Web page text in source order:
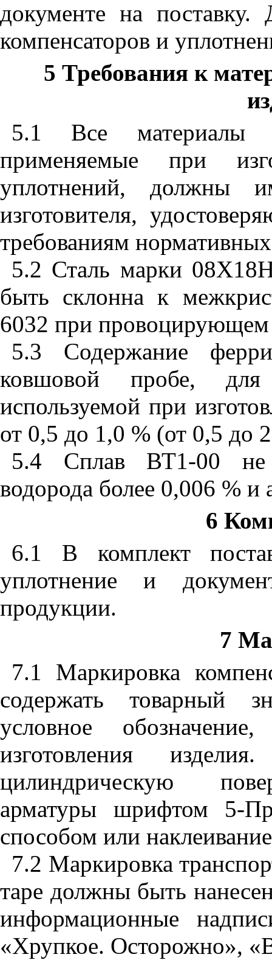
документе на поставку.
компенсаторов и
5 Требования к
5.1 Все материалы
применяемые при
уплотнений, должны
изготовителя,
требованиям
5.2 Сталь марки
быть склонна к
6032 при провоцирующем
5.3 Содержание
ковшовой пробе,
используемой при
от 0,5 до 1,0 % (от 0,5 до
5.4 Сплав ВТ1-00 не
водорода более 0,006 % и
6
6.1 В комплект
уплотнение и
продукции.
7
7.1 Маркировка
содержать товарный
условное
изготовления
цилиндрическую
арматуры шрифтом 5-
способом или
7.2 Маркировка
таре должны быть
информационные
«Хрупкое. Осторожно»,